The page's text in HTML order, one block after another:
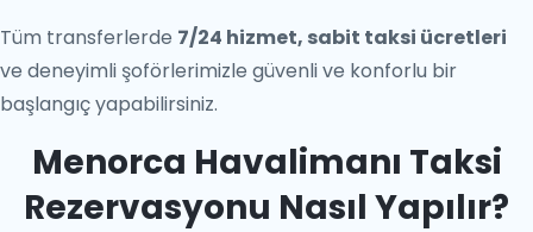
Tüm transferlerde 7/24 hizmet, sabit taksi ücretleri
ve deneyimli şoförlerimizle güvenli ve konforlu bir
başlangıç yapabilirsiniz.
Menorca Havalimanı Taksi
Rezervasyonu Nasıl Yapılır?